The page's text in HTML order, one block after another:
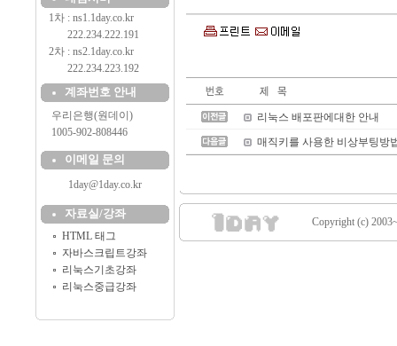
1차 : ns1.1day.co.kr
222.234.222.191
2차 : ns2.1day.co.kr
222.234.223.192
계좌번호 안내
우리은행(원데이)
1005-902-808446
이메일 문의
1day@1day.co.kr
자료실/강좌
HTML 태그
자바스크립트강좌
리눅스기초강좌
리눅스중급강좌
리눅스 배포판에대한 안내
매직키를 사용한 비상부팅방
Copyright (c)